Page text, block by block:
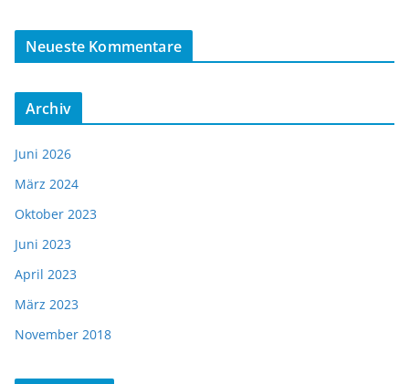
Neueste Kommentare
Archiv
Juni 2026
März 2024
Oktober 2023
Juni 2023
April 2023
März 2023
November 2018